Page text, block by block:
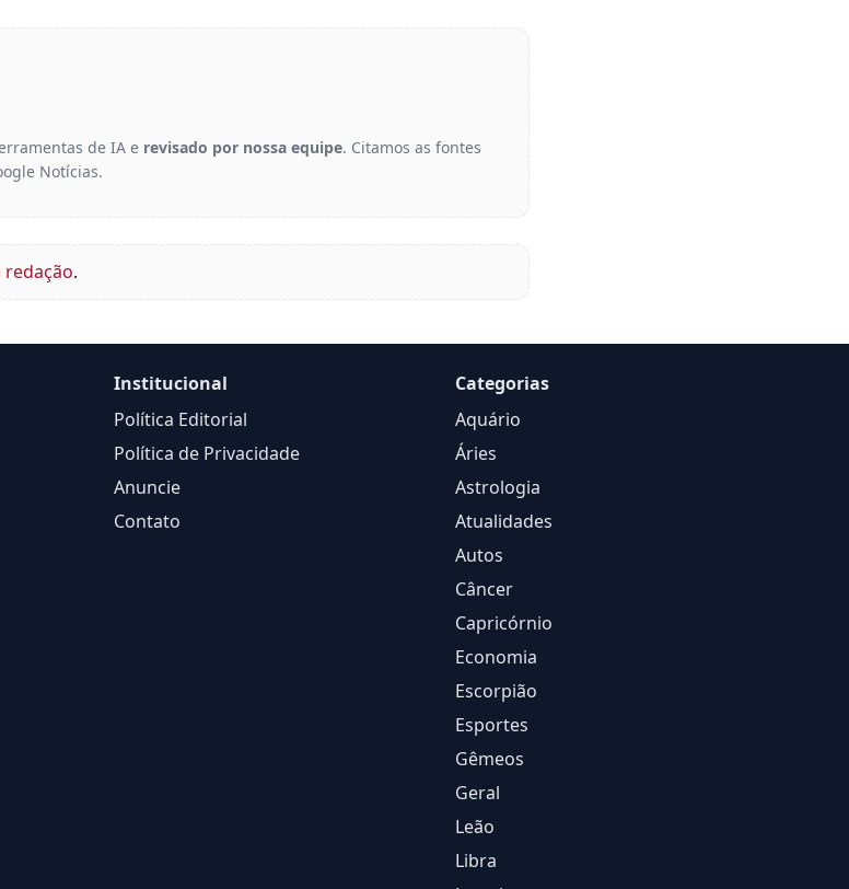
de IA e revisado por nossa equipe. Citamos as fontes
Notícias.
redação.
Institucional
Política Editorial
Política de Privacidade
Anuncie
Contato
Categorias
Aquário
Áries
Astrologia
Atualidades
Autos
Câncer
Capricórnio
Economia
Escorpião
Esportes
Gêmeos
Geral
Leão
Libra